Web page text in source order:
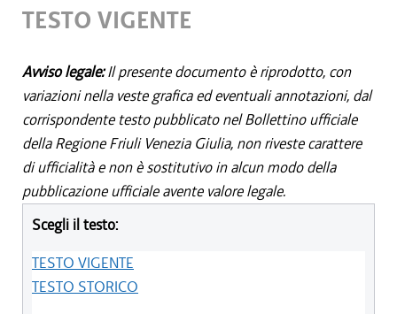
TESTO VIGENTE
Avviso legale:Il presente documento è riprodotto, con
variazioni nella veste grafica ed eventuali annotazioni, dal
corrispondente testo pubblicato nel Bollettino ufficiale
della Regione Friuli Venezia Giulia, non riveste carattere
di ufficialità e non è sostitutivo in alcun modo della
pubblicazione ufficiale avente valore legale.
Scegli il testo:
TESTO VIGENTE
TESTO STORICO